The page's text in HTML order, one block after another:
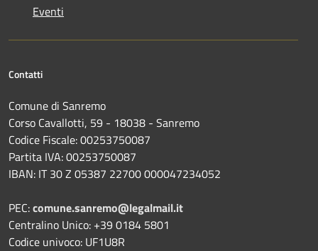
Eventi
Contatti
Comune di Sanremo
Corso Cavallotti, 59 - 18038 - Sanremo
Codice Fiscale: 00253750087
Partita IVA: 00253750087
IBAN: IT 30 Z 05387 22700 000047234052
PEC:comune.sanremo@legalmail.it
Centralino Unico: +39 0184 5801
Codice univoco: UF1U8R